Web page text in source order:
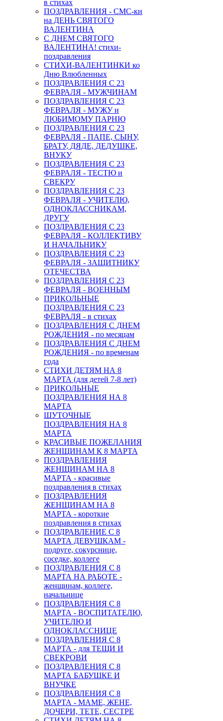
в стихах
ПОЗДРАВЛЕНИЯ - СМС-ки
на ДЕНЬ СВЯТОГО
ВАЛЕНТИНА
С ДНЕМ СВЯТОГО
ВАЛЕНТИНА! стихи-
поздравления
СТИХИ-ВАЛЕНТИНКИ ко
Дню Влюбленных
ПОЗДРАВЛЕНИЯ С 23
ФЕВРАЛЯ - МУЖЧИНАМ
ПОЗДРАВЛЕНИЯ С 23
ФЕВРАЛЯ - МУЖУ и
ЛЮБИМОМУ ПАРНЮ
ПОЗДРАВЛЕНИЯ С 23
ФЕВРАЛЯ - ПАПЕ, СЫНУ,
БРАТУ, ДЯДЕ, ДЕДУШКЕ,
ВНУКУ
ПОЗДРАВЛЕНИЯ С 23
ФЕВРАЛЯ - ТЕСТЮ и
СВЕКРУ
ПОЗДРАВЛЕНИЯ С 23
ФЕВРАЛЯ - УЧИТЕЛЮ,
ОДНОКЛАССНИКАМ,
ДРУГУ
ПОЗДРАВЛЕНИЯ С 23
ФЕВРАЛЯ - КОЛЛЕКТИВУ
И НАЧАЛЬНИКУ
ПОЗДРАВЛЕНИЯ С 23
ФЕВРАЛЯ - ЗАЩИТНИКУ
ОТЕЧЕСТВА
ПОЗДРАВЛЕНИЯ С 23
ФЕВРАЛЯ - ВОЕННЫМ
ПРИКОЛЬНЫЕ
ПОЗДРАВЛЕНИЯ С 23
ФЕВРАЛЯ - в стихах
ПОЗДРАВЛЕНИЯ С ДНЕМ
РОЖДЕНИЯ - по месяцам
ПОЗДРАВЛЕНИЯ С ДНЕМ
РОЖДЕНИЯ - по временам
года
СТИХИ ДЕТЯМ НА 8
МАРТА (для детей 7-8 лет)
ПРИКОЛЬНЫЕ
ПОЗДРАВЛЕНИЯ НА 8
МАРТА
ШУТОЧНЫЕ
ПОЗДРАВЛЕНИЯ НА 8
МАРТА
КРАСИВЫЕ ПОЖЕЛАНИЯ
ЖЕНЩИНАМ К 8 МАРТА
ПОЗДРАВЛЕНИЯ
ЖЕНЩИНАМ НА 8
МАРТА - красивые
поздравления в стихах
ПОЗДРАВЛЕНИЯ
ЖЕНЩИНАМ НА 8
МАРТА - короткие
поздравления в стихах
ПОЗДРАВЛЕНИЕ С 8
МАРТА ДЕВУШКАМ -
подруге, сокурснице,
соседке, коллеге
ПОЗДРАВЛЕНИЯ С 8
МАРТА НА РАБОТЕ -
женщинам, коллеге,
начальнице
ПОЗДРАВЛЕНИЯ С 8
МАРТА - ВОСПИТАТЕЛЮ,
УЧИТЕЛЮ И
ОДНОКЛАССНИЦЕ
ПОЗДРАВЛЕНИЯ С 8
МАРТА - для ТЕЩИ И
СВЕКРОВИ
ПОЗДРАВЛЕНИЯ С 8
МАРТА БАБУШКЕ И
ВНУЧКЕ
ПОЗДРАВЛЕНИЯ С 8
МАРТА - МАМЕ, ЖЕНЕ,
ДОЧЕРИ, ТЕТЕ, СЕСТРЕ